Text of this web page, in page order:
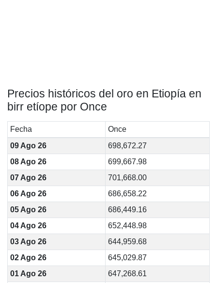
Precios históricos del oro en Etiopía en
birr etíope por Once
Fecha
Once
09 Ago 26
698,672.27
08 Ago 26
699,667.98
07 Ago 26
701,668.00
06 Ago 26
686,658.22
05 Ago 26
686,449.16
04 Ago 26
652,448.98
03 Ago 26
644,959.68
02 Ago 26
645,029.87
01 Ago 26
647,268.61